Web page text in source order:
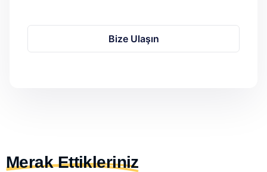
Bize Ulaşın
Merak Ettikleriniz